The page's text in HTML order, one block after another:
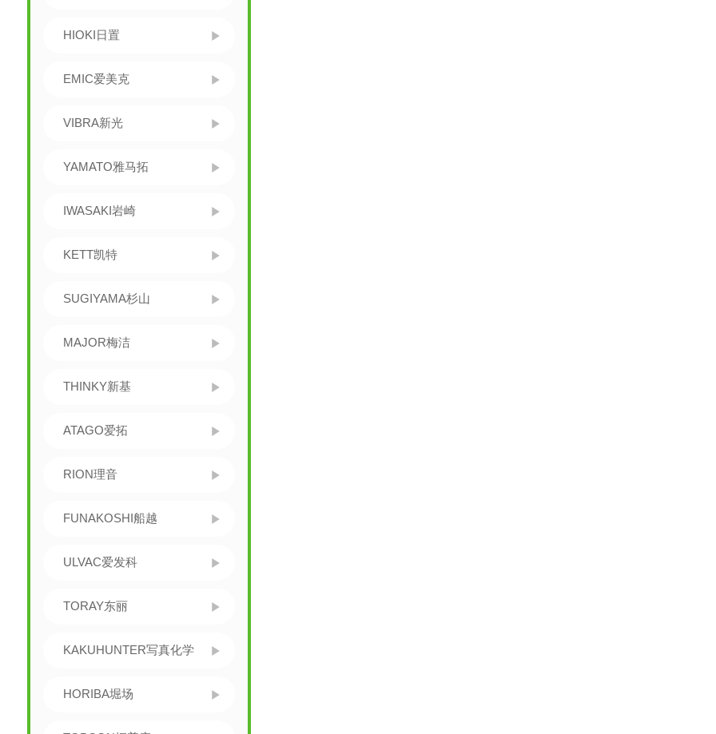
HIOKI日置
EMIC爱美克
VIBRA新光
YAMATO雅马拓
IWASAKI岩崎
KETT凯特
SUGIYAMA杉山
MAJOR梅洁
THINKY新基
ATAGO爱拓
RION理音
FUNAKOSHI船越
ULVAC爱发科
TORAY东丽
KAKUHUNTER写真化学
HORIBA堀场